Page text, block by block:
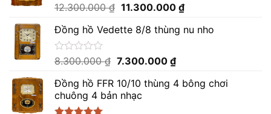
Được
hạng
0
5
12.300.000₫ Giá
là:
11.300.000 ₫Giá
tại
Đồng hồ Vedette 8/8 thùng nu nho
Được
hạng
0
5
sao
8.300.000₫ Giá
là:
8.300.000 ₫.
7.300.000 ₫Giá
tại
Đồng hồ FFR 10/10 thùng 4 bông chơi
chuông 4 bản nhạc